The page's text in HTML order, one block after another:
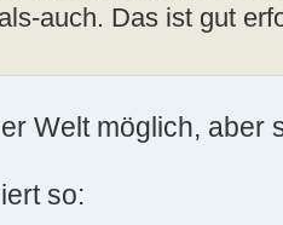
auch. Das ist gut
Welt möglich, aber
so: